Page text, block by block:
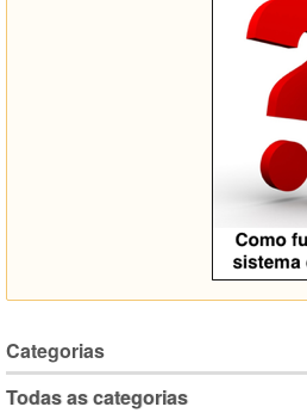
Categorias
Todas as categorias